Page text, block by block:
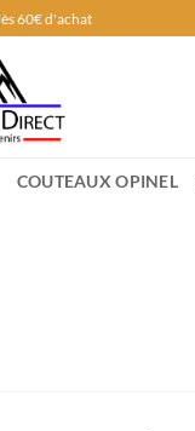
60€ d'achat
COUTEAUX OPINEL